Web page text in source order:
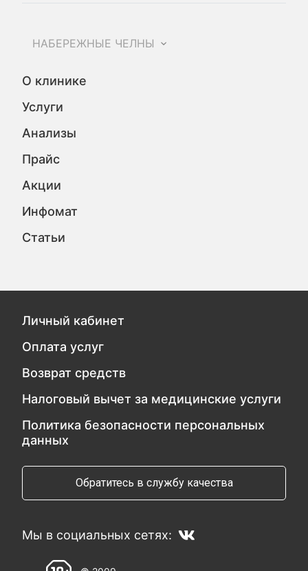
НАБЕРЕЖНЫЕ ЧЕЛНЫ
О клинике
Услуги
Анализы
Прайс
Акции
Инфомат
Статьи
Личный кабинет
Оплата услуг
Возврат средств
Налоговый вычет за медицинские услуги
Политика безопасности персональных
данных
Обратитесь в службу качества
Мы в социальных сетях: